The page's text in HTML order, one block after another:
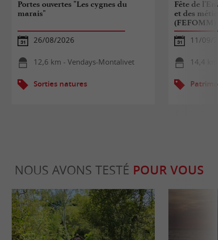
Portes ouvertes "Les cygnes du
marais"
26/08/2026
12,6 km - Vendays-Montalivet
Sorties natures
Fête de
et des
(FEFOMM)
11/09/
14,4
NOUS AVONS TESTÉ POUR VOUS